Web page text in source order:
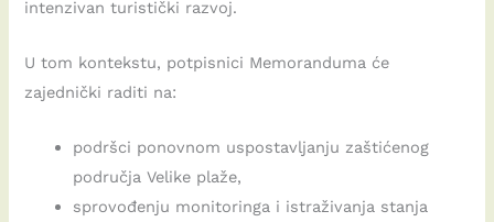
intenzivan turistički razvoj.
U tom kontekstu, potpisnici Memoranduma će
zajednički raditi na:
podršci ponovnom uspostavljanju zaštićenog
područja Velike plaže,
sprovođenju monitoringa i istraživanja stanja